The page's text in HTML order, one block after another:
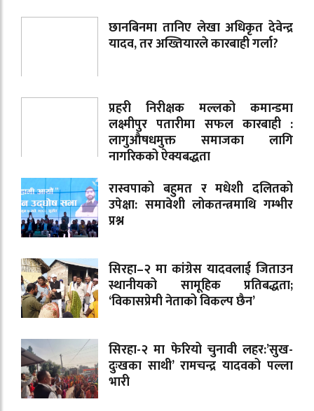
छानबिनमा तानिए लेखा अधिकृत देवेन्द्र
यादव, तर अख्तियारले कारबाही गर्ला?
प्रहरी निरीक्षक मल्लको कमान्डमा
लक्ष्मीपुर पतारीमा सफल कारबाही :
लागुऔषधमुक्त समाजका लागि
नागरिकको ऐक्यबद्धता
रास्वपाको बहुमत र मधेशी दलितको
उपेक्षा: समावेशी लोकतन्त्रमाथि गम्भीर
प्रश्न
सिरहा–२ मा कांग्रेस यादवलाई जिताउन
स्थानीयको सामूहिक प्रतिबद्धता;
‘विकासप्रेमी नेताको विकल्प छैन’
सिरहा-२ मा फेरियो चुनावी लहर:’सुख-
दुःखका साथी’ रामचन्द्र यादवको पल्ला
भारी